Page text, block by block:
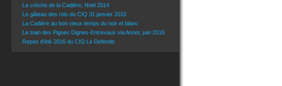
La crèche de la Cadière, Noël 2014
Le gâteau des rois du CIQ 31 janvier 2015
La Cadière au bon vieux temps du noir et blanc
Le train des Pignes Dignes-Entrevaux via Annot, juin 2016
Repas d'été 2016 du CIQ Le Defends